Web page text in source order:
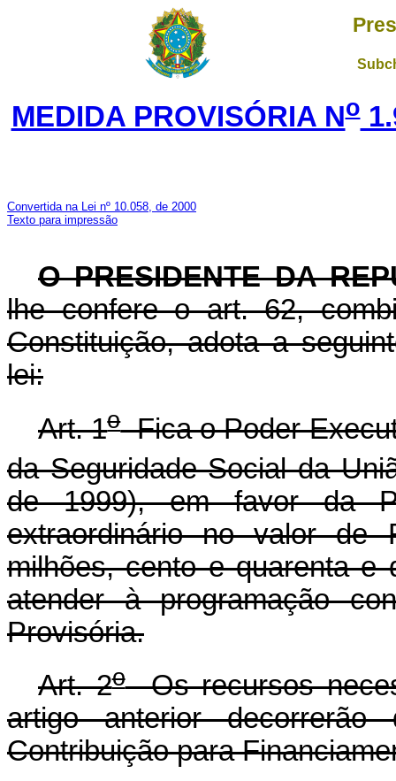
MEDIDA PROVISÓRIA No
Convertida na Lei nº 10.058, de 2000
Texto para impressão
O PRESIDENTE DA
lhe confere o art. 62,
Constituição, adota a
lei:
Art. 1oFica o Poder
da Seguridade Social da
de 1999), em favor da
extraordinário no valor de
milhões, cento e quarenta e
atender à programação
Provisória.
Art. 2oOs recursos
artigo anterior
Contribuição para